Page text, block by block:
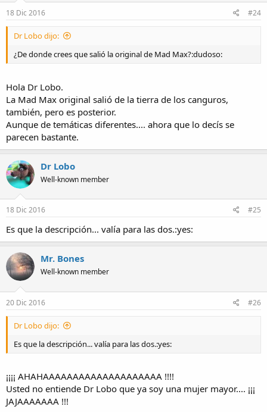
18 Dic 2016 #24
Dr Lobo dijo:
¿De donde crees que salió la original de Mad Max?:dudoso:
Hola Dr Lobo.
La Mad Max original salió de la tierra de los canguros,
también, pero es posterior.
Aunque de temáticas diferentes.... ahora que lo decís se
parecen bastante.
Dr Lobo
Well-known member
18 Dic 2016 #25
Es que la descripción... valía para las dos.:yes:
Mr. Bones
Well-known member
20 Dic 2016 #26
Dr Lobo dijo:
Es que la descripción... valía para las dos.:yes:
¡¡¡¡ AHAHAAAAAAAAAAAAAAAAAAAA !!!!
Usted no entiende Dr Lobo que ya soy una mujer mayor.... ¡¡¡
JAJAAAAAAA !!!